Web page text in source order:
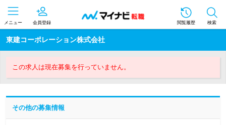
メニュー 会員登録 閲覧履歴 検索
東建コーポレーション株式会社
この求人は現在募集を行っていません。
その他の募集情報